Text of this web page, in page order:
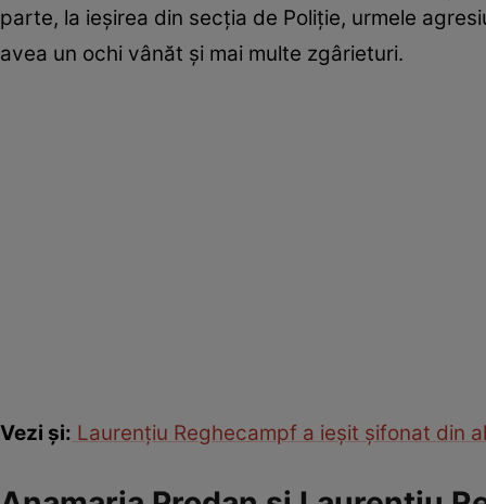
parte, la ieșirea din secția de Poliție, urmele
avea un ochi vânăt și mai multe zgârieturi.
Vezi și: Laurențiu Reghecampf a ieșit șifonat din